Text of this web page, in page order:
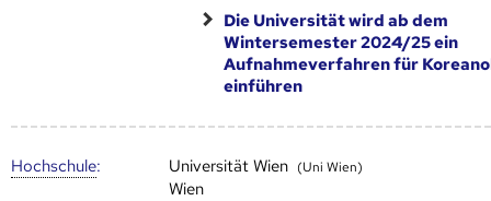
Die Universität wird ab dem
Wintersemester 2024/25 ein
Aufnahmeverfahren für
einführen
Hoch­schule: Universität Wien (Uni Wien)
Wien